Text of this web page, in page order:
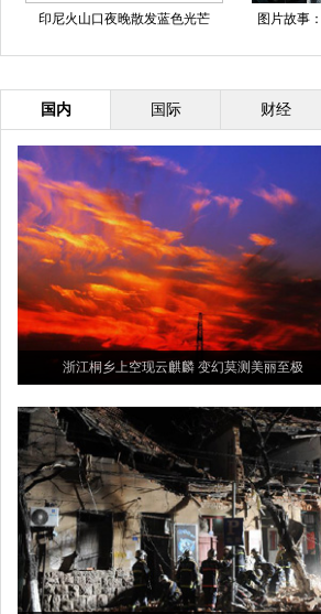
夜晚散发蓝色光芒
图片故事：重庆61岁老人
国内 国际 财经
浙江桐乡上空现云麒麟 变幻莫测美丽至极